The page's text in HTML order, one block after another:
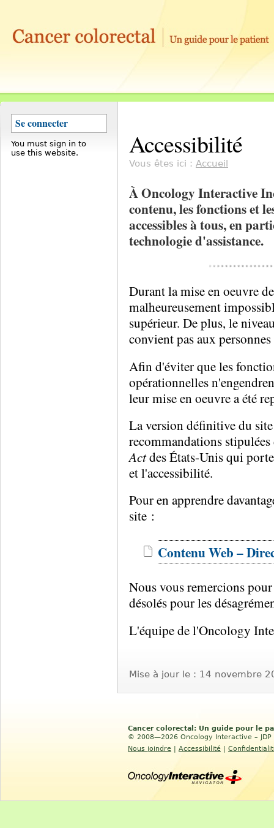
Se connecter
You must sign in to
use this website.
Accessibilité
Vous êtes ici : Accueil
À Oncology Interactive
contenu, les fonctions et
accessibles à tous, en
technologie d'assistance.
Durant la mise en oeuvre
malheureusement
supérieur. De plus, le
convient pas aux
Afin d'éviter que les
opérationnelles
leur mise en oeuvre a été
La version définitive du
recommandations
Actdes États-Unis qui
et l'accessibilité.
Pour en apprendre
site :
Contenu Web –
Nous vous remercions
désolés pour les
L'équipe de l'Oncology
Mise à jour le : 14 novembre
Cancer colorectal: Un guide pour le
© 2008—2026 Oncology Interactive –
Nous joindre | Accessibilité |